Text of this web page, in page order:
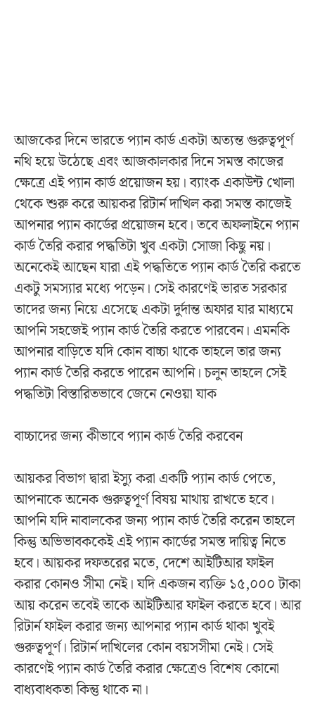
আজকের দিনে ভারতে প্যান কার্ড একটা অত্যন্ত গুরুত্বপূর্ণ
নথি হয়ে উঠেছে এবং আজকালকার দিনে সমস্ত কাজের
ক্ষেত্রে এই প্যান কার্ড প্রয়োজন হয়। ব্যাংক একাউন্ট খোলা
থেকে শুরু করে আয়কর রিটার্ন দাখিল করা সমস্ত কাজেই
আপনার প্যান কার্ডের প্রয়োজন হবে। তবে অফলাইনে প্যান
কার্ড তৈরি করার পদ্ধতিটা খুব একটা সোজা কিছু নয়।
অনেকেই আছেন যারা এই পদ্ধতিতে প্যান কার্ড তৈরি করতে
একটু সমস্যার মধ্যে পড়েন। সেই কারণেই ভারত সরকার
তাদের জন্য নিয়ে এসেছে একটা দুর্দান্ত অফার যার মাধ্যমে
আপনি সহজেই প্যান কার্ড তৈরি করতে পারবেন। এমনকি
আপনার বাড়িতে যদি কোন বাচ্চা থাকে তাহলে তার জন্য
প্যান কার্ড তৈরি করতে পারেন আপনি। চলুন তাহলে সেই
পদ্ধতিটা বিস্তারিতভাবে জেনে নেওয়া যাক
বাচ্চাদের জন্য কীভাবে প্যান কার্ড তৈরি করবেন
আয়কর বিভাগ দ্বারা ইস্যু করা একটি প্যান কার্ড পেতে,
আপনাকে অনেক গুরুত্বপূর্ণ বিষয় মাথায় রাখতে হবে।
আপনি যদি নাবালকের জন্য প্যান কার্ড তৈরি করেন তাহলে
কিন্তু অভিভাবককেই এই প্যান কার্ডের সমস্ত দায়িত্ব নিতে
হবে। আয়কর দফতরের মতে, দেশে আইটিআর ফাইল
করার কোনও সীমা নেই। যদি একজন ব্যক্তি ১৫,০০০ টাকা
আয় করেন তবেই তাকে আইটিআর ফাইল করতে হবে। আর
রিটার্ন ফাইল করার জন্য আপনার প্যান কার্ড থাকা খুবই
গুরুত্বপূর্ণ। রিটার্ন দাখিলের কোন বয়সসীমা নেই। সেই
কারণেই প্যান কার্ড তৈরি করার ক্ষেত্রেও বিশেষ কোনো
বাধ্যবাধকতা কিন্তু থাকে না।